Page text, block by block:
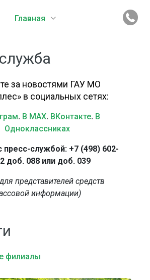
Главная
за новостями ГАУ МО
в социальных сетях:
. В MAX. ВКонтакте. В
Одноклассниках
пресс-службой: +7 (498) 602-
доб. 088 или доб. 039
представителей средств
информации)
филиалы